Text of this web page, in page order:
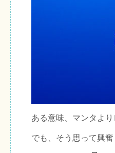
ある意味、マンタより
でも、そう思って興